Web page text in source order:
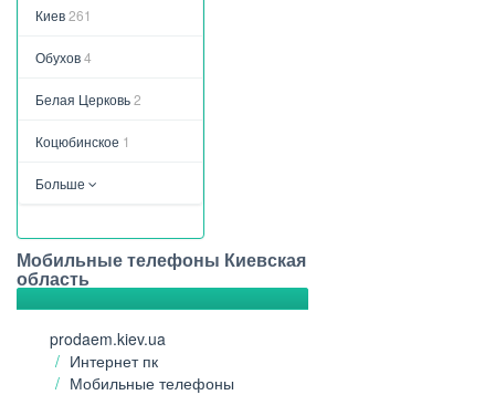
Киев261
Обухов4
Белая Церковь2
Коцюбинское 1
Больше
Мобильные телефоны Киевская
область
prodaem.kiev.ua
Интернет пк
Мобильные телефоны